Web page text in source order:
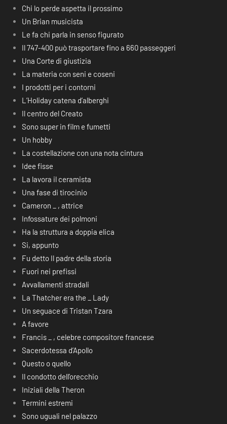
Chi lo perde aspetta il prossimo
Un Brian musicista
Le fa chi parla in senso figurato
Il 747-400 può trasportare fino a 660 passeggeri
Una Corte di giustizia
La materia con seni e coseni
I prodotti per i contorni
L’Holiday catena d’alberghi
Il centro del Creato
Sono super in film e fumetti
Un hobby
La costellazione con una nota cintura
Idee fisse
La lavora il ceramista
Una fase di tirocinio
Cameron _ , attrice
Infossature dei polmoni
Ha la struttura a doppia elica
Si, appunto
Fu detto Il padre della storia
Fuori nei prefissi
Avvallamenti stradali
La Thatcher era the _ Lady
Un seguace di Tristan Tzara
A favore
Francis _ , celebre compositore francese
Sacerdotessa d’Apollo
Questo o quello
Il condotto dell’orecchio
Iniziali della Theron
Termini estremi
Sono uguali nel palazzo